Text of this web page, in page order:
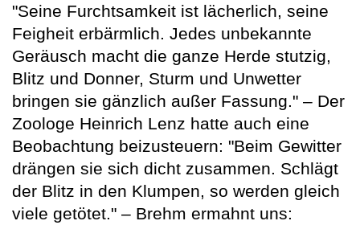
"Seine Furchtsamkeit ist lächerlich, seine
Feigheit erbärmlich. Jedes unbekannte
Geräusch macht die ganze Herde stutzig,
Blitz und Donner, Sturm und Unwetter
bringen sie gänzlich außer Fassung." – Der
Zoologe Heinrich Lenz hatte auch eine
Beobachtung beizusteuern: "Beim Gewitter
drängen sie sich dicht zusammen. Schlägt
der Blitz in den Klumpen, so werden gleich
viele getötet." – Brehm ermahnt uns: